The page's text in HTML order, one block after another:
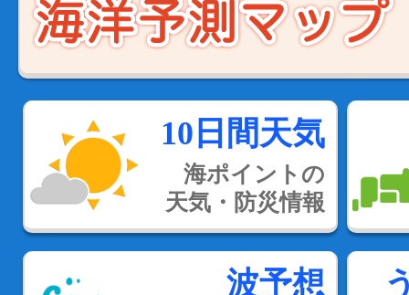
10日間天気
海ポイントの
天気・防災情報
波予想